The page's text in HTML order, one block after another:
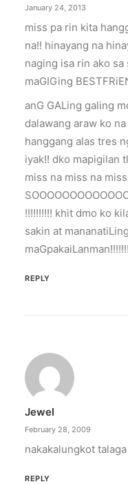
January 24, 2013
miss pa rin kita
na!! hinayang na
naging isa rin ako
maGIGing
anG GALing galing
dalawang araw ko
hanggang alas tres
iyak!! dko mapigilan
miss na miss na
!!!!!!!!!! khit dmo ko
sakin at
REPLY
Jewel
February 28, 2009
nakakalungkot
REPLY